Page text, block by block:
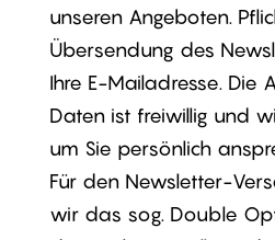
unseren Angeboten.
Übersendung des
Ihre E-Mailadresse. Die
Daten ist freiwillig und
um Sie persönlich
Für den Newsletter-
wir das sog. Double